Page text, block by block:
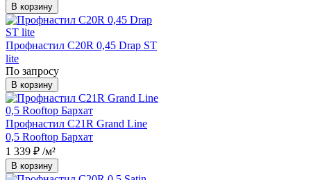
В корзину
Профнастил С20R 0,45 Drap ST
lite
По запросу
В корзину
Профнастил С21R Grand Line
0,5 Rooftop Бархат
1 339 ₽ /м²
В корзину